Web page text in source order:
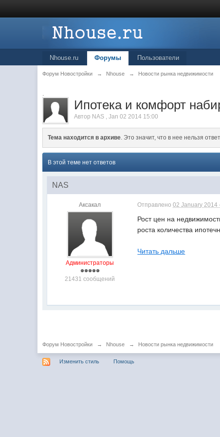
Nhouse.ru Форумы Пользователи
Форум Новостройки → Nhouse → Новости рынка недвижимости
.
Ипотека и комфорт
Автор NAS ,Jan 02 2014 15:00
Тема находится в архиве. Это значит, что в нее нельзя
В этой теме нет ответов
NAS
Аксакал
Администраторы
21431 сообщений
Отправлено02 January 2014
Рост цен на
роста количества
Читать дальше
Форум Новостройки → Nhouse → Новости рынка недвижимости
Изменить стиль Помощь